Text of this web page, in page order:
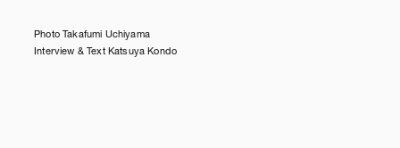
Photo Takafumi Uchiyama
Interview & Text Katsuya Kondo